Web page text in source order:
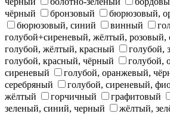
чёрный
бронзовый
бюрюзовый,
бюрюзовый, синий
винный
голубой+сиреневый, жёлтый, розовый,
голубой, жёлтый, красный
голубой,
голубой, красный, чёрный
голубой,
сиреневый
голубой, оранжевый,
серебряный
голубой, сиреневый,
жёлтый
горчичный графитовый
зеленый, синий, черный
жёлтый,